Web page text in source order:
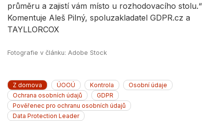
průměru a zajistí vám místo u rozhodovacího stolu.“
Komentuje Aleš Pilný, spoluzakladatel GDPR.cz a
TAYLLORCOX
Fotografie v článku: Adobe Stock
Z domova ÚOOÚ Kontrola
Osobní údaje
Ochrana osobních údajů
GDPR
Pověřenec pro ochranu osobních údajů
Data Protection Leader